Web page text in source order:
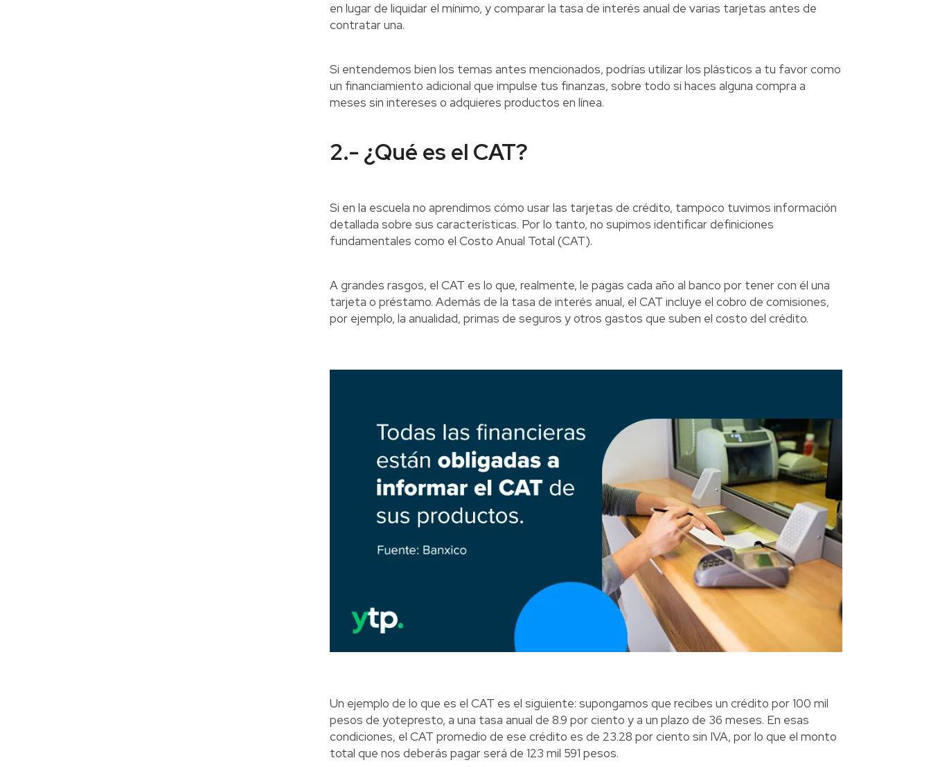
en lugar de liquidar el mínimo, y comparar la tasa de interés anual de varias tarjetas antes de
contratar una.
Si entendemos bien los temas antes mencionados, podrías utilizar los plásticos a tu favor como
un financiamiento adicional que impulse tus finanzas, sobre todo si haces alguna compra a
meses sin intereses o adquieres productos en línea.
2.- ¿Qué es el CAT?
Si en la escuela no aprendimos cómo usar las tarjetas de crédito, tampoco tuvimos información
detallada sobre sus características. Por lo tanto, no supimos identificar definiciones
fundamentales como el Costo Anual Total (CAT).
A grandes rasgos, el CAT es lo que, realmente, le pagas cada año al banco por tener con él una
tarjeta o préstamo. Además de la tasa de interés anual, el CAT incluye el cobro de comisiones,
por ejemplo, la anualidad, primas de seguros y otros gastos que suben el costo del crédito.
Un ejemplo de lo que es el CAT es el siguiente: supongamos que recibes un crédito por 100 mil
pesos de yotepresto, a una tasa anual de 8.9 por ciento y a un plazo de 36 meses. En esas
condiciones, el CAT promedio de ese crédito es de 23.28 por ciento sin IVA, por lo que el monto
total que nos deberás pagar será de 123 mil 591 pesos.